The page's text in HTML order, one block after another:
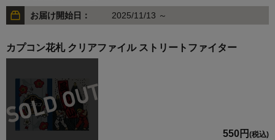
お届け開始日： 2025/11/13 ～
カプコン花札 クリアファイル ストリートファイター
550円 (税込)